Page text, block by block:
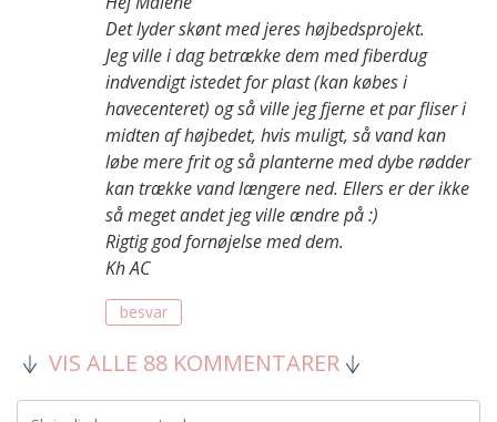
Det lyder skønt med jeres højbedsprojekt.
Jeg ville i dag betrække dem med fiberdug
indvendigt istedet for plast (kan købes i
havecenteret) og så ville jeg fjerne et par fliser i
midten af højbedet, hvis muligt, så vand kan
løbe mere frit og så planterne med dybe rødder
kan trække vand længere ned. Ellers er der ikke
så meget andet jeg ville ændre på :)
Rigtig god fornøjelse med dem.
Kh AC
besvar
VIS ALLE 88 KOMMENTARER